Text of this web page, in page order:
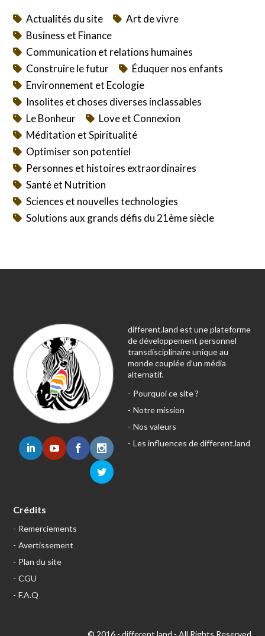
Actualités du site
Art de vivre
Business et Finance
Communication et relations humaines
Construire le futur
Éduquer nos enfants
Environnement et Ecologie
Insolites et choses diverses inclassables
Le Bonheur
Love et Connexion
Méditation et Spiritualité
Optimiser son potentiel
Personnes et histoires extraordinaires
Santé et Nutrition
Sciences et nouvelles technologies
Solutions aux grands défis du 21ème siècle
different.land est une plateforme
de développement personnel
transdisciplinaire unique au
monde couplée d’un média
alternatif.
Pourquoi ce site ?
Notre mission
Nos valeurs
Les influences de different.land
Crédits
Remerciements
Avertissement
Plan du site
CGU
F.A.Q